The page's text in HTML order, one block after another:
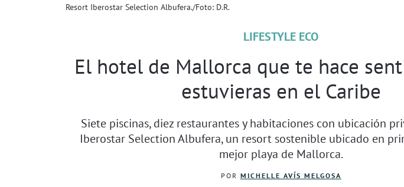
Resort Iberostar Selection Albufera./Foto: D.R.
LIFESTYLE ECO
El hotel de Mallorca que te hace
estuvieras en el Caribe
Siete piscinas, diez restaurantes y habitaciones con ubicación
Iberostar Selection Albufera, un resort sostenible ubicado en
mejor playa de Mallorca.
POR MICHELLE AVÍS MELGOSA